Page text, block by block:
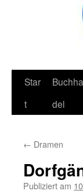
Zum
Inhalt
Star
t
del
← Dramen
Publiziert am